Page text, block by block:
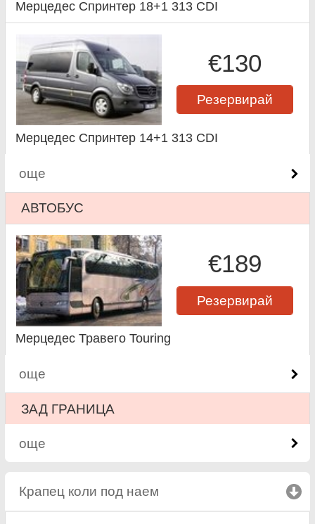
Мерцедес Спринтер 18+1 313 CDI
€130
Резервирай
Мерцедес Спринтер 14+1 313 CDI
още
АВТОБУС
€189
Резервирай
Мерцедес Травего Touring
още
ЗАД ГРАНИЦА
още
Крапец коли под наем click to collapse contents